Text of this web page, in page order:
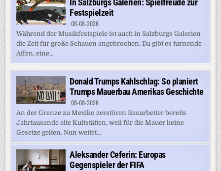
In Salzburgs Galerien: Spielfreude zur
Festspielzeit
08-08-2026
Während der Musikfestspiele ist auch in Salzburgs Galerien
die Zeit für große Schauen angebrochen: Da gibt es turnende
Affen, eine...
Donald Trumps Kahlschlag: So planiert
Trumps Mauerbau Amerikas Geschichte
08-08-2026
An der Grenze zu Mexiko zerstören Bauarbeiter bereits
Jahrtausende alte Kultstätten, weil für die Mauer keine
Gesetze gelten. Nun weitet...
Aleksander Ceferin: Europas
Gegenspieler der FIFA